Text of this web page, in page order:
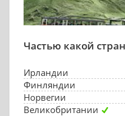
Частью какой
Ирландии
Финляндии
Норвегии
Великобритании